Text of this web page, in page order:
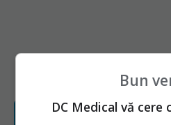
Bun
DC Medical vă cere